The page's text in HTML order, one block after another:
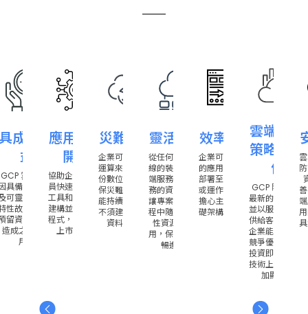
聯絡我們
成本效
益
GCP 雲端服務
具備彈性計費
可靈活部屬的
性故不需支付
留資源效能所
造成之多於費
用。
應用程式
開發
協助企業開發人
員快速存取各項
工具和平台，以
建構並測試應用
程式，進而縮短
上市時間。
災難復原
企業可使用雲端
運算來安全的備
份數位資產，確
保災難發生時仍
能持續營運，而
不須建立額外的
資料中心。
靈活彈性
從任何有網路連
線的裝置存取雲
端服務，調整服
務的資源分配，
讓專案進行的過
程中隨時保有彈
性資源可作利
用，保障服務順
暢進行。
效率極佳
企業可將新開發
的應用程式快速
部署至雲端測試
或運作，而無須
擔心主機環境基
礎架構的問題。
雲端服務
策略跟價
值
GCP 隨時掌握
最新的創新功能
並以服務形式提
供給客戶，因此
企業能獲得更多
競爭優勢，比起
投資即將過時的
技術上雲效益更
加顯著。